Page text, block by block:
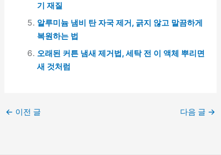
기 재질
알루미늄 냄비 탄 자국 제거, 긁지 않고 말끔하게
복원하는 법
오래된 커튼 냄새 제거법, 세탁 전 이 액체 뿌리면
새 것처럼
← 이전 글 다음 글 →